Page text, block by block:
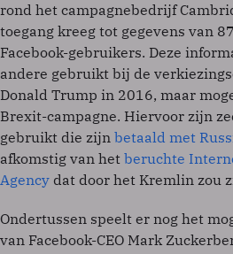
rond het campagnebedrijf
toegang kreeg tot gegevens van
Facebook-gebruikers. Deze
andere gebruikt bij de
Donald Trump in 2016, maar
Brexit-campagne. Hiervoor zijn
gebruikt die zijn betaald met
afkomstig van het beruchte
Agency dat door het Kremlin zou
Ondertussen speelt er nog het
van Facebook-CEO Mark